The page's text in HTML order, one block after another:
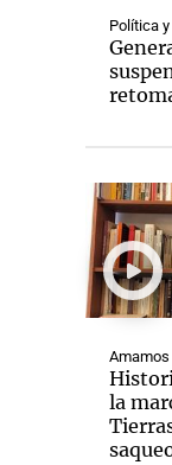
Política
la